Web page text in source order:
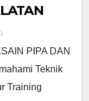
PIPA DAN
Teknik
Training